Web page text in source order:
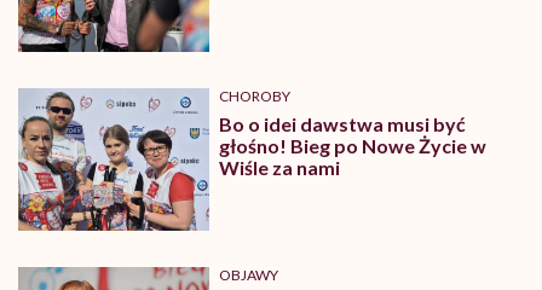
CHOROBY
Bo o idei dawstwa musi być
głośno! Bieg po Nowe Życie w
Wiśle za nami
OBJAWY